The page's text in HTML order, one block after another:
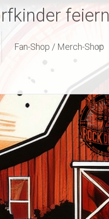
feiern
Fan-Shop / Merch-Shop